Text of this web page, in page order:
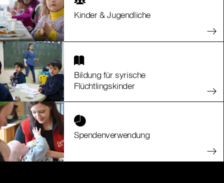
Kinder & Jugendliche
Bildung für syrische
Flüchtlingskinder
Spendenverwendung